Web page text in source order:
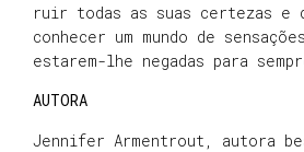
ruir todas as suas certezas e
conhecer um mundo de
estarem-lhe negadas para
AUTORA
Jennifer Armentrout, autora